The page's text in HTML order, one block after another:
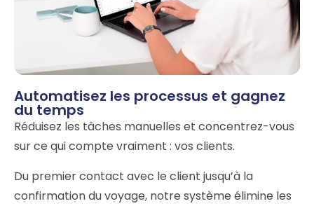
Automatisez les processus et gagnez
du temps
Réduisez les tâches manuelles et concentrez-vous
sur ce qui compte vraiment : vos clients.
Du premier contact avec le client jusqu’à la
confirmation du voyage, notre système élimine les